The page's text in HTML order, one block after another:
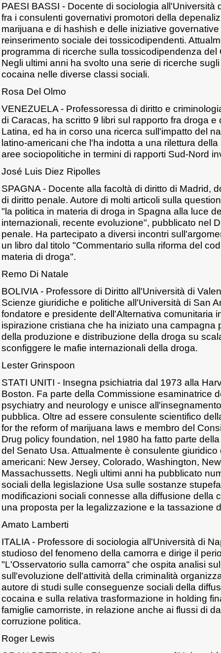
PAESI BASSI - Docente di sociologia all'Università
fra i consulenti governativi promotori della
marijuana e di hashish e delle iniziative
reinserimento sociale dei tossicodipendenti.
programma di ricerche sulla tossicodipendenza del
Negli ultimi anni ha svolto una serie di ricerche
cocaina nelle diverse classi sociali.
Rosa Del Olmo
VENEZUELA - Professoressa di diritto e
di Caracas, ha scritto 9 libri sul rapporto fra droga e
Latina, ed ha in corso una ricerca sull'impatto del
latino-americani che l'ha indotta a una rilettura
aree sociopolitiche in termini di rapporti Sud-Nord
José Luis Diez Ripolles
SPAGNA - Docente alla facoltà di diritto di Madrid,
di diritto penale. Autore di molti articoli sulla
"la politica in materia di droga in Spagna alla luce
internazionali, recente evoluzione", pubblicato nel
penale. Ha partecipato a diversi incontri
un libro dal titolo "Commentario sulla riforma del
materia di droga".
Remo Di Natale
BOLIVIA - Professore di Diritto all'Università di
Scienze giuridiche e politiche all'Università di San
fondatore e presidente dell'Alternativa comunitaria
ispirazione cristiana che ha iniziato una campagna
della produzione e distribuzione della droga su
sconfiggere le mafie internazionali della droga.
Lester Grinspoon
STATI UNITI - Insegna psichiatria dal 1973 alla
Boston. Fa parte della Commissione esaminatrice
psychiatry and neurology e unisce
pubblica. Oltre ad essere consulente scientifico
for the reform of marijuana laws e membro del
Drug policy foundation, nel 1980 ha fatto parte
del Senato Usa. Attualmente è consulente giuridico
americani: New Jersey, Colorado, Washington,
Massachussetts. Negli ultimi anni ha pubblicato
sociali della legislazione Usa sulle sostanze
modificazioni sociali connesse alla diffusione della
una proposta per la legalizzazione e la tassazione
Amato Lamberti
ITALIA - Professore di sociologia all'Università di
studioso del fenomeno della camorra e dirige il
"L'Osservatorio sulla camorra" che ospita analisi
sull'evoluzione dell'attività della criminalità
autore di studi sulle conseguenze sociali della
cocaina e sulla relativa trasformazione in holding
famiglie camorriste, in relazione anche ai flussi di
corruzione politica.
Roger Lewis